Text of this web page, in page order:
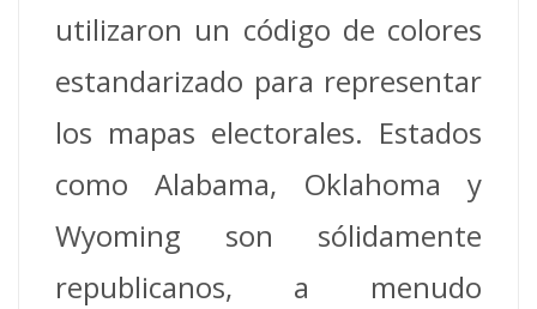
utilizaron un código de colores
estandarizado para representar
los mapas electorales. Estados
como Alabama, Oklahoma y
Wyoming son sólidamente
republicanos, a menudo